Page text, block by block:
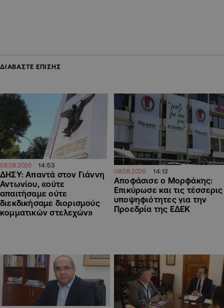
ΔΙΑΒΑΣΤΕ ΕΠΙΣΗΣ
08.08.2026 14:53
ΔΗΣΥ: Απαντά στον Γιάννη
Αντωνίου, «ούτε
απαιτήσαμε ούτε
διεκδικήσαμε διορισμούς
κομματικών στελεχών»
08.08.2026 14:13
Αποφάσισε ο Μορφάκης:
Επικύρωσε και τις τέσσερις
υποψηφιότητες για την
Προεδρία της ΕΔΕΚ